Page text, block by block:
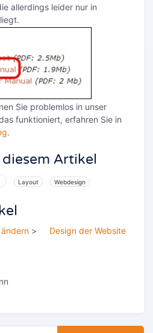
allerdings leider nur in
Sie problemlos in unser
funktioniert, erfahren Sie in
.
Artikel
Layout Webdesign
>
Design der Website